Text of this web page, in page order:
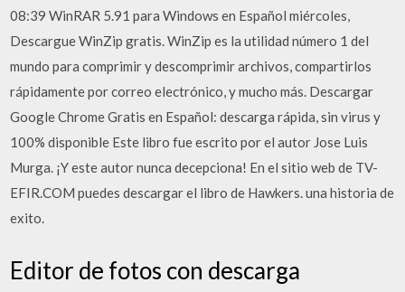
08:39 WinRAR 5.91 para Windows en Español miércoles,
Descargue WinZip gratis. WinZip es la utilidad número 1 del
mundo para comprimir y descomprimir archivos, compartirlos
rápidamente por correo electrónico, y mucho más. Descargar
Google Chrome Gratis en Español: descarga rápida, sin virus y
100% disponible Este libro fue escrito por el autor Jose Luis
Murga. ¡Y este autor nunca decepciona! En el sitio web de TV-
EFIR.COM puedes descargar el libro de Hawkers. una historia de
exito.
Editor de fotos con descarga